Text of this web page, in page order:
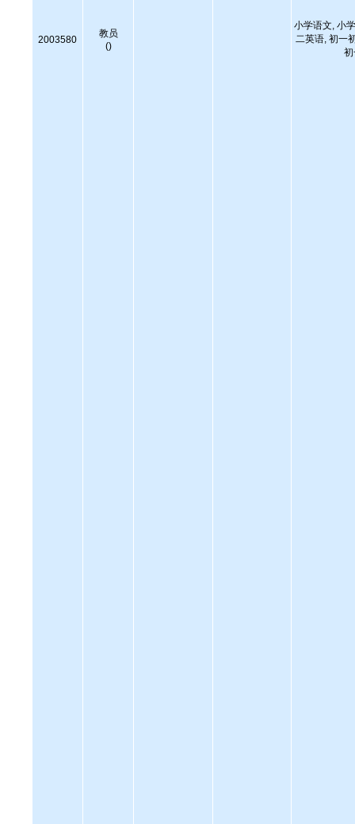
2003580
教员
()
小学语文, 小
二英语, 初一